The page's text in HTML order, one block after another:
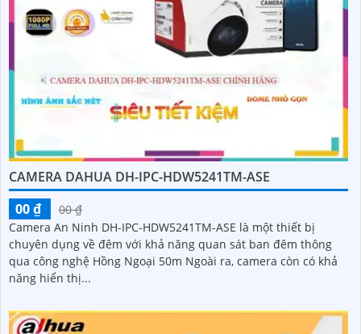
CAMERA DAHUA DH-IPC-HDW5241TM-ASE
00 ₫
00 ₫
Camera An Ninh DH-IPC-HDW5241TM-ASE là một thiết bị
chuyên dụng về đêm với khả năng quan sát ban đêm thông
qua công nghệ Hồng Ngoại 50m Ngoài ra, camera còn có khả
năng hiển thị...